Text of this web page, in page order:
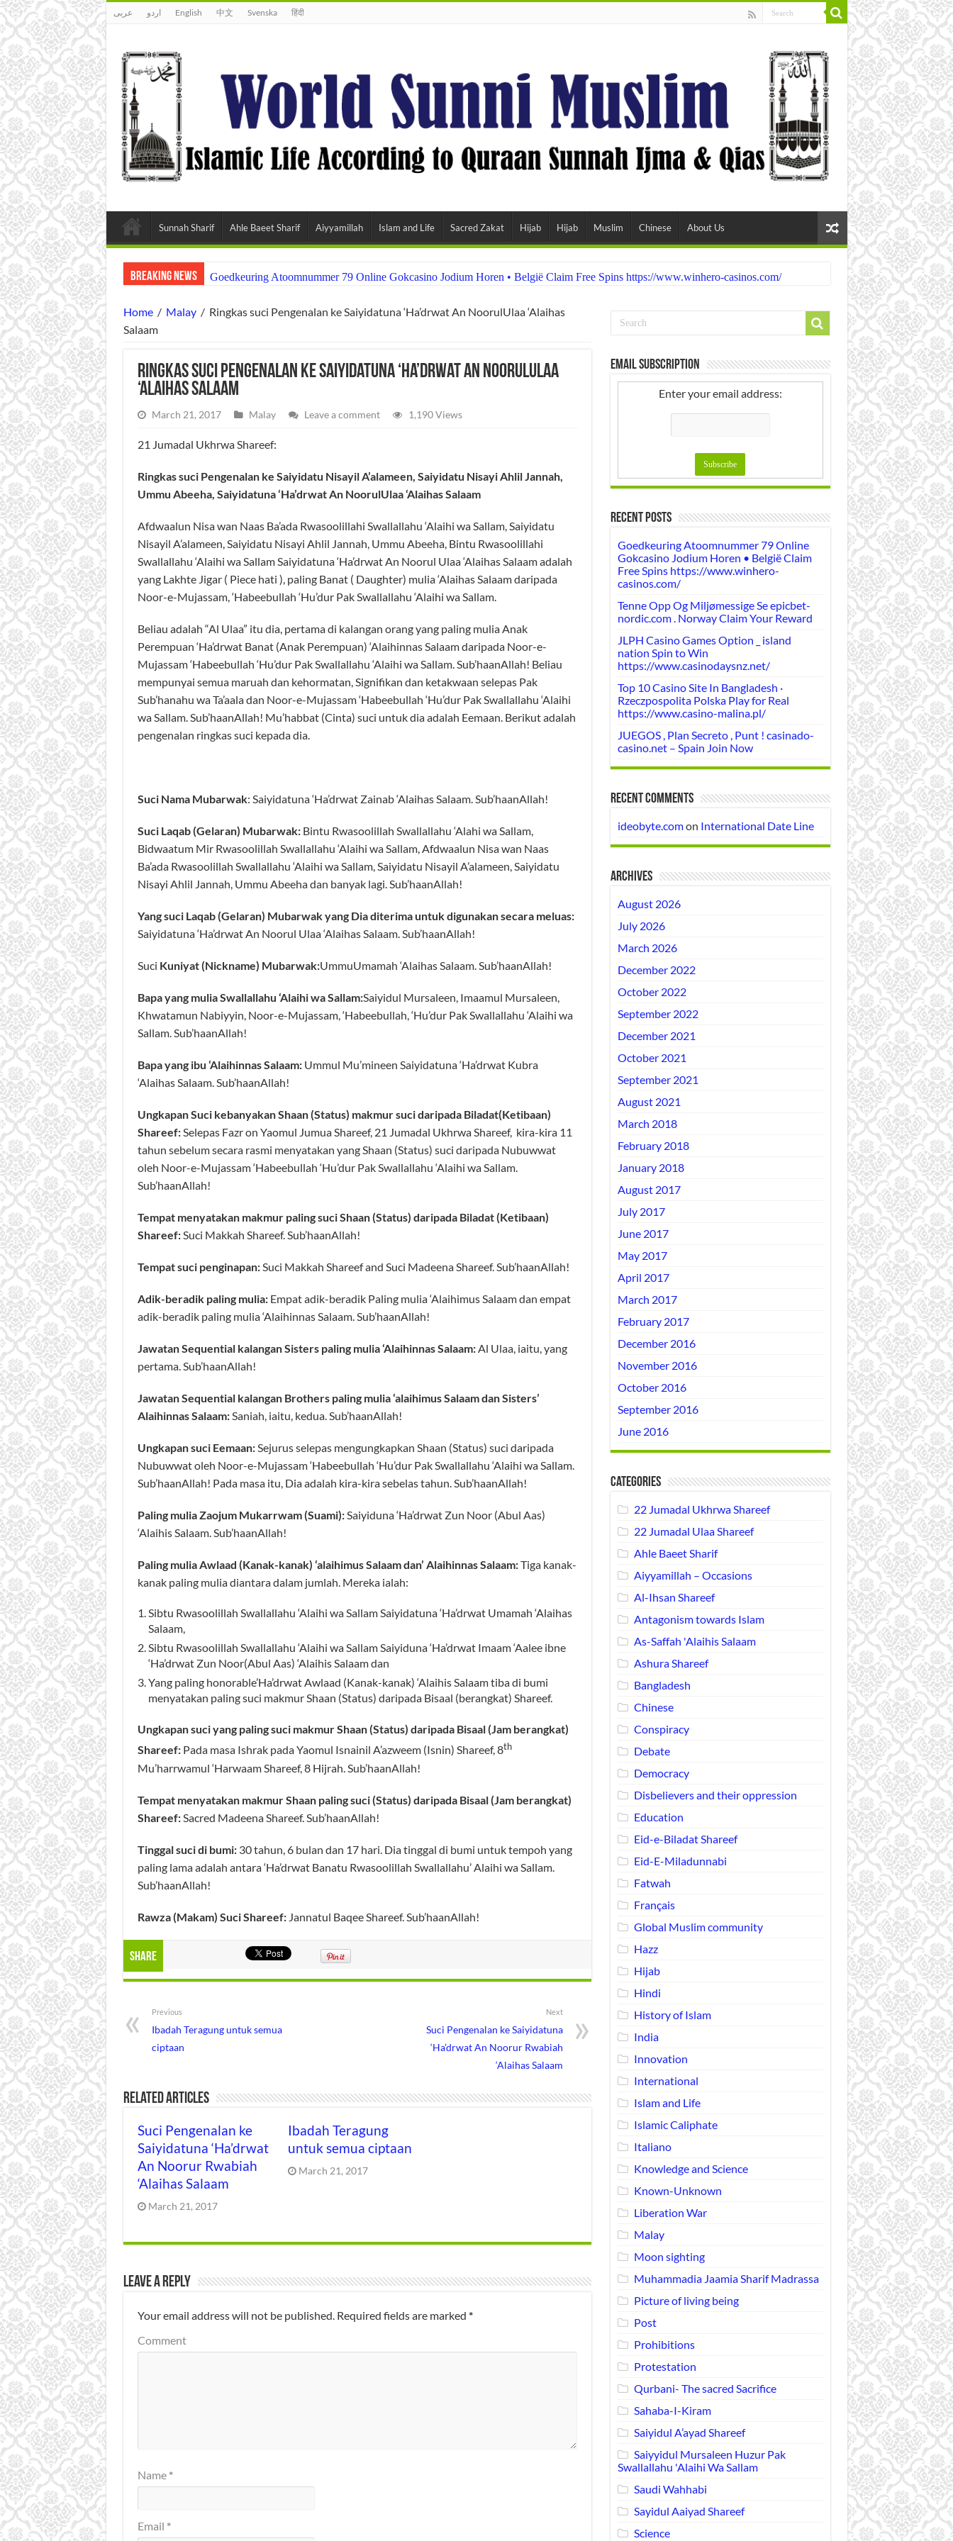
عربى اردو English 中文 Svenska हिंदी
Sunnah Sharif Ahle Baeet Sharif Aiyyamillah Islam and Life Sacred Zakat Hijab Hijab Muslim Chinese About Us
Breaking News Goedkeuring Atoomnummer 79 Online Gokcasino Jodium Horen • België Claim Free Spins https://www.winhero-casinos.com/
Home / Malay / Ringkas suci Pengenalan ke Saiyidatuna ‘Ha’drwat An NoorulUlaa ‘Alaihas
Salaam
Ringkas suci Pengenalan ke Saiyidatuna ‘Ha’drwat An NoorulUlaa
‘Alaihas Salaam
March 21, 2017 Malay Leave a comment 1,190 Views
21 Jumadal Ukhrwa Shareef:
Ringkas suci Pengenalan ke Saiyidatu Nisayil A’alameen, Saiyidatu Nisayi Ahlil Jannah,
Ummu Abeeha, Saiyidatuna ‘Ha’drwat An NoorulUlaa ‘Alaihas Salaam
Afdwaalun Nisa wan Naas Ba’ada Rwasoolillahi Swallallahu ‘Alaihi wa Sallam, Saiyidatu
Nisayil A’alameen, Saiyidatu Nisayi Ahlil Jannah, Ummu Abeeha, Bintu Rwasoolillahi
Swallallahu ‘Alaihi wa Sallam Saiyidatuna ‘Ha’drwat An Noorul Ulaa ‘Alaihas Salaam adalah
yang Lakhte Jigar ( Piece hati ), paling Banat ( Daughter) mulia ‘Alaihas Salaam daripada
Noor-e-Mujassam, ‘Habeebullah ‘Hu’dur Pak Swallallahu ‘Alaihi wa Sallam.
Beliau adalah “Al Ulaa” itu dia, pertama di kalangan orang yang paling mulia Anak
Perempuan ‘Ha’drwat Banat (Anak Perempuan) ‘Alaihinnas Salaam daripada Noor-e-
Mujassam ‘Habeebullah ‘Hu’dur Pak Swallallahu ‘Alaihi wa Sallam. Sub’haanAllah! Beliau
mempunyai semua maruah dan kehormatan, Signifikan dan ketakwaan selepas Pak
Sub’hanahu wa Ta’aala dan Noor-e-Mujassam ‘Habeebullah ‘Hu’dur Pak Swallallahu ‘Alaihi
wa Sallam. Sub’haanAllah! Mu’habbat (Cinta) suci untuk dia adalah Eemaan. Berikut adalah
pengenalan ringkas suci kepada dia.
Suci Nama Mubarwak: Saiyidatuna ‘Ha’drwat Zainab ‘Alaihas Salaam. Sub’haanAllah!
Suci Laqab (Gelaran) Mubarwak: Bintu Rwasoolillah Swallallahu ‘Alahi wa Sallam,
Bidwaatum Mir Rwasoolillah Swallallahu ‘Alaihi wa Sallam, Afdwaalun Nisa wan Naas
Ba’ada Rwasoolillah Swallallahu ‘Alaihi wa Sallam, Saiyidatu Nisayil A’alameen, Saiyidatu
Nisayi Ahlil Jannah, Ummu Abeeha dan banyak lagi. Sub’haanAllah!
Yang suci Laqab (Gelaran) Mubarwak yang Dia diterima untuk digunakan secara meluas:
Saiyidatuna ‘Ha’drwat An Noorul Ulaa ‘Alaihas Salaam. Sub’haanAllah!
Suci Kuniyat (Nickname) Mubarwak:UmmuUmamah ‘Alaihas Salaam. Sub’haanAllah!
Bapa yang mulia Swallallahu ‘Alaihi wa Sallam:Saiyidul Mursaleen, Imaamul Mursaleen,
Khwatamun Nabiyyin, Noor-e-Mujassam, ‘Habeebullah, ‘Hu’dur Pak Swallallahu ‘Alaihi wa
Sallam. Sub’haanAllah!
Bapa yang ibu ‘Alaihinnas Salaam: Ummul Mu’mineen Saiyidatuna ‘Ha’drwat Kubra
‘Alaihas Salaam. Sub’haanAllah!
Ungkapan Suci kebanyakan Shaan (Status) makmur suci daripada Biladat(Ketibaan)
Shareef:Selepas Fazr on Yaomul Jumua Shareef, 21 Jumadal Ukhrwa Shareef, kira-kira 11
tahun sebelum secara rasmi menyatakan yang Shaan (Status) suci daripada Nubuwwat
oleh Noor-e-Mujassam ‘Habeebullah ‘Hu’dur Pak Swallallahu ‘Alaihi wa Sallam.
Sub’haanAllah!
Tempat menyatakan makmur paling suci Shaan (Status) daripada Biladat (Ketibaan)
Shareef:Suci Makkah Shareef. Sub’haanAllah!
Tempat suci penginapan:Suci Makkah Shareef and Suci Madeena Shareef. Sub’haanAllah!
Adik-beradik paling mulia: Empat adik-beradik Paling mulia ‘Alaihimus Salaam dan empat
adik-beradik paling mulia ‘Alaihinnas Salaam. Sub’haanAllah!
Jawatan Sequential kalangan Sisters paling mulia ‘Alaihinnas Salaam:Al Ulaa, iaitu, yang
pertama. Sub’haanAllah!
Jawatan Sequential kalangan Brothers paling mulia ‘alaihimus Salaam dan Sisters’
Alaihinnas Salaam:Saniah, iaitu, kedua. Sub’haanAllah!
Ungkapan suci Eemaan:Sejurus selepas mengungkapkan Shaan (Status) suci daripada
Nubuwwat oleh Noor-e-Mujassam ‘Habeebullah ‘Hu’dur Pak Swallallahu ‘Alaihi wa Sallam.
Sub’haanAllah! Pada masa itu, Dia adalah kira-kira sebelas tahun. Sub’haanAllah!
Paling mulia Zaojum Mukarrwam (Suami):Saiyiduna ‘Ha’drwat Zun Noor (Abul Aas)
‘Alaihis Salaam. Sub’haanAllah!
Paling mulia Awlaad (Kanak-kanak) ‘alaihimus Salaam dan’ Alaihinnas Salaam:Tiga kanak-
kanak paling mulia diantara dalam jumlah. Mereka ialah:
Sibtu Rwasoolillah Swallallahu ‘Alaihi wa Sallam Saiyidatuna ‘Ha’drwat Umamah ‘Alaihas
Salaam,
Sibtu Rwasoolillah Swallallahu ‘Alaihi wa Sallam Saiyiduna ‘Ha’drwat Imaam ‘Aalee ibne
‘Ha’drwat Zun Noor(Abul Aas) ‘Alaihis Salaam dan
Yang paling honorable’Ha’drwat Awlaad (Kanak-kanak) ‘Alaihis Salaam tiba di bumi
menyatakan paling suci makmur Shaan (Status) daripada Bisaal (berangkat) Shareef.
Ungkapan suci yang paling suci makmur Shaan (Status) daripada Bisaal (Jam berangkat)
Shareef:Pada masa Ishrak pada Yaomul Isnainil A’azweem (Isnin) Shareef, 8th
Mu’harrwamul ‘Harwaam Shareef, 8 Hijrah. Sub’haanAllah!
Tempat menyatakan makmur Shaan paling suci (Status) daripada Bisaal (Jam berangkat)
Shareef: Sacred Madeena Shareef. Sub’haanAllah!
Tinggal suci di bumi: 30 tahun, 6 bulan dan 17 hari. Dia tinggal di bumi untuk tempoh yang
paling lama adalah antara ‘Ha’drwat Banatu Rwasoolillah Swallallahu’ Alaihi wa Sallam.
Sub’haanAllah!
Rawza (Makam) Suci Shareef: Jannatul Baqee Shareef. Sub’haanAllah!
Share
Previous
Ibadah Teragung untuk semua
ciptaan
Next
Suci Pengenalan ke Saiyidatuna
‘Ha’drwat An Noorur Rwabiah
‘Alaihas Salaam
Related Articles
Suci Pengenalan ke
Saiyidatuna ‘Ha’drwat
An Noorur Rwabiah
‘Alaihas Salaam
March 21, 2017
Ibadah Teragung
untuk semua ciptaan
March 21, 2017
Leave a Reply
Your email address will not be published. Required fields are marked *
Comment
Name *
Email *
Email Subscription
Enter your email address:
Recent Posts
Goedkeuring Atoomnummer 79 Online
Gokcasino Jodium Horen • België Claim
Free Spins https://www.winhero-
casinos.com/
Tenne Opp Og Miljømessige Se epicbet-
nordic.com . Norway Claim Your Reward
JLPH Casino Games Option _ island
nation Spin to Win
https://www.casinodaysnz.net/
Top 10 Casino Site In Bangladesh ·
Rzeczpospolita Polska Play for Real
https://www.casino-malina.pl/
JUEGOS , Plan Secreto , Punt ! casinado-
casino.net – Spain Join Now
Recent Comments
ideobyte.comon International Date Line
Archives
August 2026
July 2026
March 2026
December 2022
October 2022
September 2022
December 2021
October 2021
September 2021
August 2021
March 2018
February 2018
January 2018
August 2017
July 2017
June 2017
May 2017
April 2017
March 2017
February 2017
December 2016
November 2016
October 2016
September 2016
June 2016
Categories
22 Jumadal Ukhrwa Shareef
22 Jumadal Ulaa Shareef
Ahle Baeet Sharif
Aiyyamillah – Occasions
Al-Ihsan Shareef
Antagonism towards Islam
As-Saffah 'Alaihis Salaam
Ashura Shareef
Bangladesh
Chinese
Conspiracy
Debate
Democracy
Disbelievers and their oppression
Education
Eid-e-Biladat Shareef
Eid-E-Miladunnabi
Fatwah
Français
Global Muslim community
Hazz
Hijab
Hindi
History of Islam
India
Innovation
International
Islam and Life
Islamic Caliphate
Italiano
Knowledge and Science
Known-Unknown
Liberation War
Malay
Moon sighting
Muhammadia Jaamia Sharif Madrassa
Picture of living being
Post
Prohibitions
Protestation
Qurbani- The sacred Sacrifice
Sahaba-I-Kiram
Saiyidul A’ayad Shareef
Saiyyidul Mursaleen Huzur Pak
Swallallahu 'Alaihi Wa Sallam
Saudi Wahhabi
Sayidul Aaiyad Shareef
Science